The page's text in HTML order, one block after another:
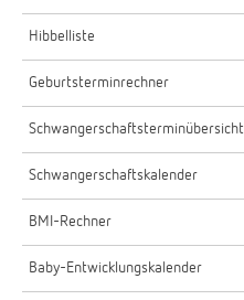
Hibbelliste
Geburtsterminrechner
Schwangerschaftsterminübersicht
Schwangerschaftskalender
BMI-Rechner
Baby-Entwicklungskalender